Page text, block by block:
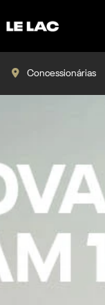
Concessionárias